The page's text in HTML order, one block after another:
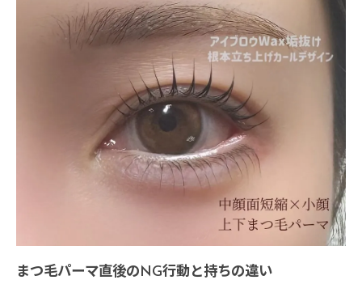
方法
アフターケアでまつ毛パーマの美しさを維
まつ毛パーマ施術後の乾燥対策と保湿のコ
カールの美しさを守る正しい日常ケアとは
まつ毛パーマ後のマスカラ選びとポイント
ビューラーの使用はまつ毛パーマに必要？
日常でできるまつ毛パーマのダメージ予防
まつ毛パーマ専用コームの活用法を紹介
まつ毛パーマ直後のNG行動と持ちの違い